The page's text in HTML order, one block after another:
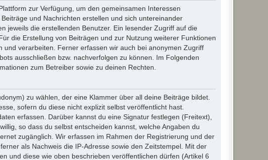
zur Verfügung, um den gemeinsamen Interessen
und Nachrichten erstellen und sich untereinander
jeweils die erstellenden Benutzer. Ein lesender Zugriff auf die
die Erstellung von Beiträgen und zur Nutzung weiterer Funktionen
verarbeiten. Ferner erfassen wir auch bei anonymen Zugriff
ausschließen bzw. nachverfolgen zu können. Im Folgenden
zum Betreiber sowie zu deinen Rechten.
zu wählen, der eine Klammer über all deine Beiträge bildet.
sofern du diese nicht explizit selbst veröffentlicht hast.
erfassen. Darüber kannst du eine Signatur festlegen (Freitext),
so dass du selbst entscheiden kannst, welche Angaben du
zugänglich. Wir erfassen im Rahmen der Registrierung und der
als Nachweis die IP-Adresse sowie den Zeitstempel. Mit der
und diese wie oben beschrieben veröffentlichen dürfen (Artikel 6